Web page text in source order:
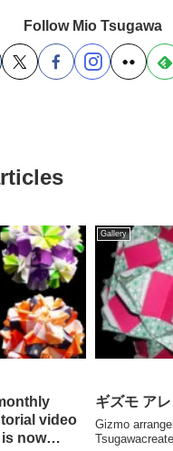
Follow Mio Tsugawa
video
is now
Gallery
ギズモ ア
Gizmo